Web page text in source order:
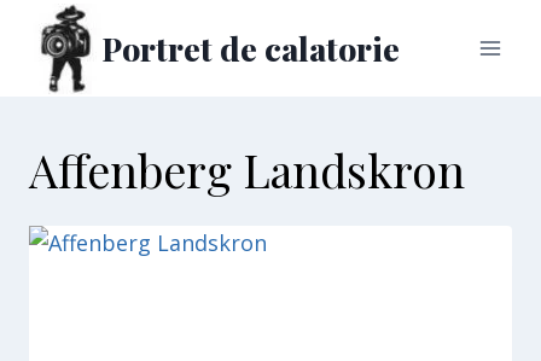
content
Portret de calatorie
Affenberg Landskron